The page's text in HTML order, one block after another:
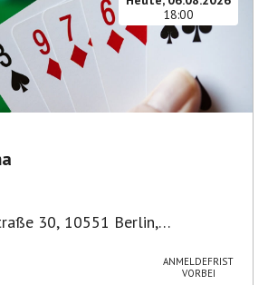
18:00
30, 10551 Berlin,
ANMELDEFRIST
VORBEI